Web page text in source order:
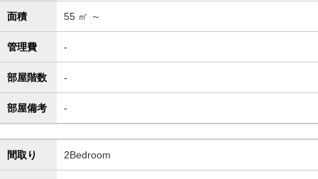
面積 55 ㎡ ～
管理費 -
部屋階数 -
部屋備考 -
間取り 2Bedroom